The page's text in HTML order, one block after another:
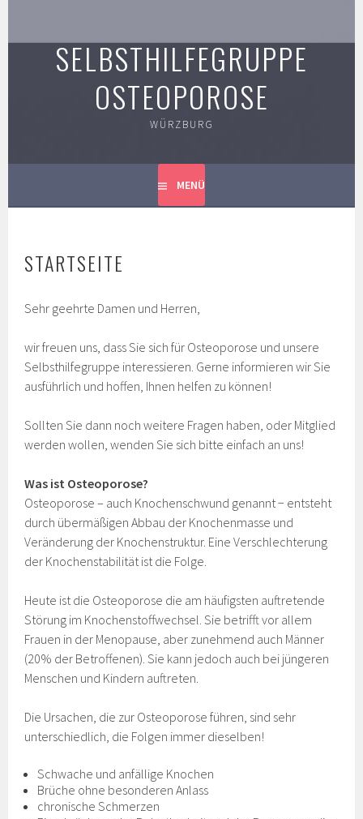
Inhalt
SELBSTHILFEGRUPPE
OSTEOPOROSE
WÜRZBURG
MENÜ
STARTSEITE
Sehr geehrte Damen und Herren,
wir freuen uns, dass Sie sich für Osteoporose und unsere
Selbsthilfegruppe interessieren. Gerne informieren wir Sie
ausführlich und hoffen, Ihnen helfen zu können!
Sollten Sie dann noch weitere Fragen haben, oder Mitglied
werden wollen, wenden Sie sich bitte einfach an uns!
Was ist Osteoporose?
Osteoporose – auch Knochenschwund genannt − entsteht
durch übermäßigen Abbau der Knochenmasse und
Veränderung der Knochenstruktur. Eine Verschlechterung
der Knochenstabilität ist die Folge.
Heute ist die Osteoporose die am häufigsten auftretende
Störung im Knochenstoffwechsel. Sie betrifft vor allem
Frauen in der Menopause, aber zunehmend auch Männer
(20% der Betroffenen). Sie kann jedoch auch bei jüngeren
Menschen und Kindern auftreten.
Die Ursachen, die zur Osteoporose führen, sind sehr
unterschiedlich, die Folgen immer dieselben!
Schwache und anfällige Knochen
Brüche ohne besonderen Anlass
chronische Schmerzen